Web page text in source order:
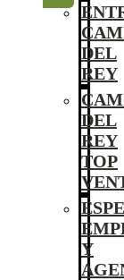
DEL
REY
DEL
REY
TOP
Y